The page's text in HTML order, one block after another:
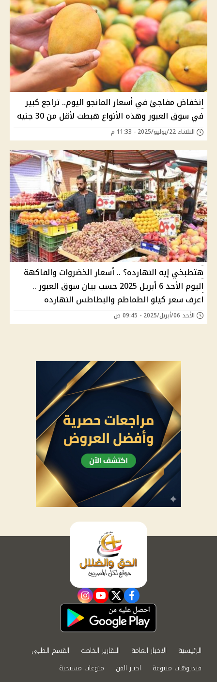
انخفاض مفاجئ في أسعار المانجو اليوم.. تراجع كبير
في سوق العبور وهذه الأنواع هبطت لأقل من 30 جنيه
الثلاثاء 22/يوليو/2025 - 11:33 م
هتطبخي إيه النهارده؟ .. أسعار الخضروات والفاكهة
اليوم الأحد 6 أبريل 2025 حسب بيان سوق العبور ..
اعرف سعر كيلو الطماطم والبطاطس النهارده
الأحد 06/أبريل/2025 - 09:45 ص
facebook
twitter
youtube
instagram
الرئيسية الاخبار العامة التقارير الخاصة
القسم الطبي
فيديوهات متنوعة
اخبار الفن
منوعات مسيحية